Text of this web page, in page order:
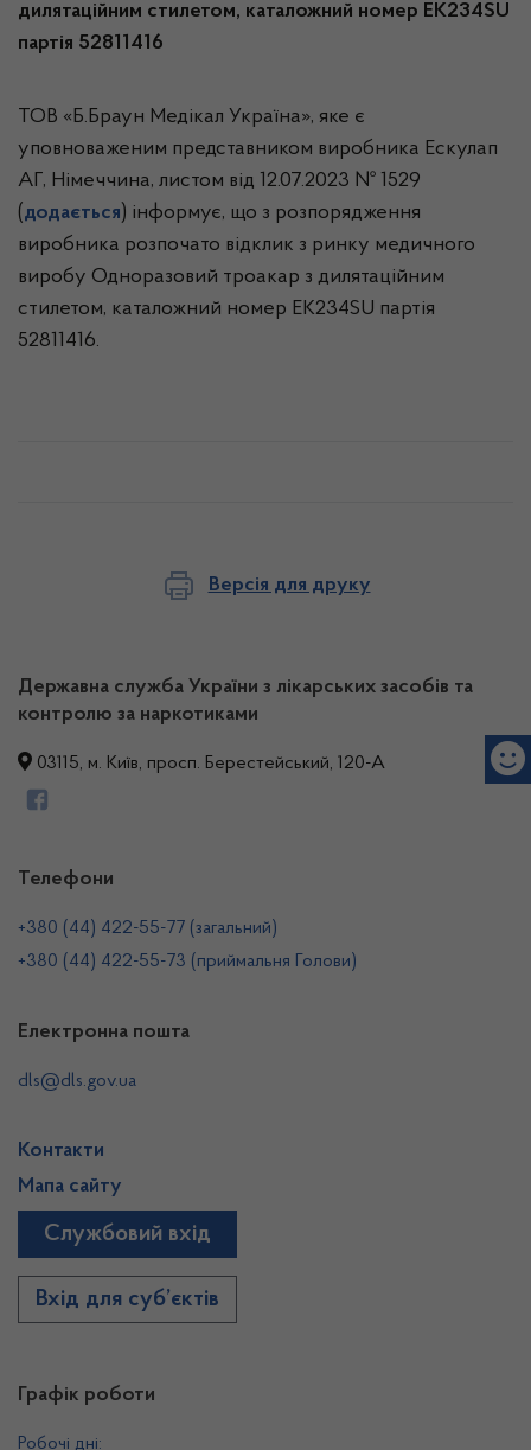
дилятаційним стилетом, каталожний номер ЕК234SU
партія 52811416
ТОВ «Б.Браун Медікал Україна», яке є
уповноваженим представником виробника Ескулап
АГ, Німеччина, листом від 12.07.2023 № 1529
(додається) інформує, що з розпорядження
виробника розпочато відклик з ринку медичного
виробу Одноразовий троакар з дилятаційним
стилетом, каталожний номер ЕК234SU партія
52811416.
Версія для друку
Державна служба України з лікарських засобів та
контролю за наркотиками
03115, м. Київ, просп. Берестейський, 120-А
Графік роботи
Робочі дні:
Телефони
+380 (44) 422-55-77 (загальний)
+380 (44) 422-55-73 (приймальня Голови)
Електронна пошта
dls@dls.gov.ua
Контакти
Мапа сайту
Службовий вхід
Вхід для суб’єктів